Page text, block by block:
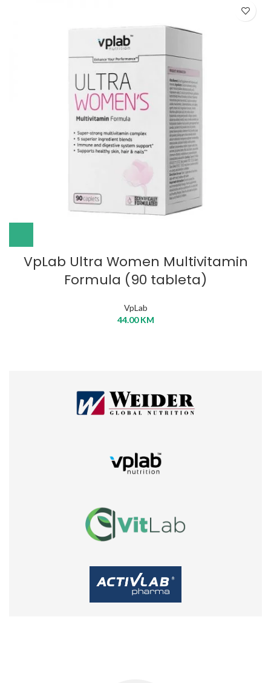
VpLab Ultra Women Multivitamin
Formula (90 tableta)
VpLab
44.00KM